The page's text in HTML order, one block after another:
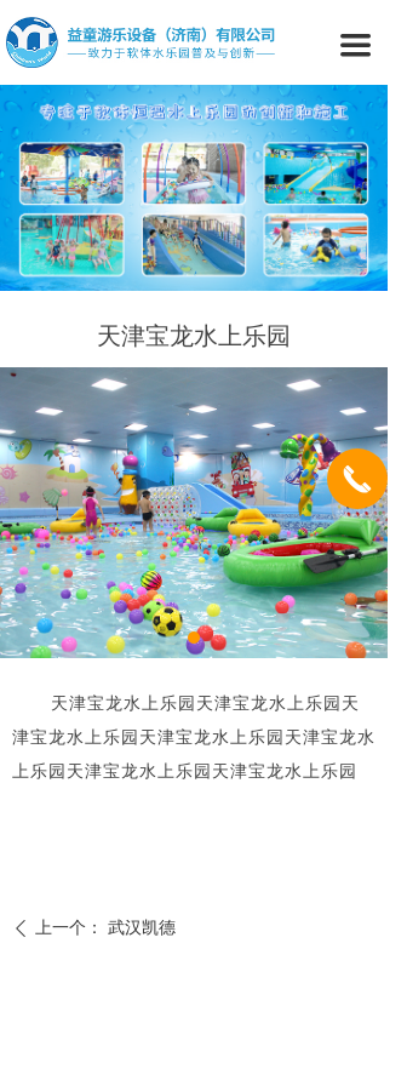
끀
首页
关于我们
公司简介
产品中心
工程案例
新闻资讯
끅
天津宝龙水上乐园
天津宝龙水上乐园天津宝龙水上乐园天
津宝龙水上乐园天津宝龙水上乐园天津宝龙水
上乐园天津宝龙水上乐园天津宝龙水上乐园
ꄴ 上一个： 武汉凯德